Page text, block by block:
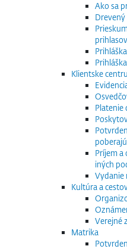
Ako sa
Klientske
Platenie
Príjem a
iných
Vydanie
Kultúra a
Verejné
Matrika